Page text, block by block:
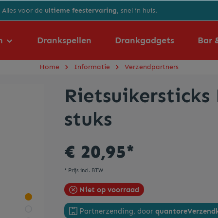
Alles voor de ultieme feestervaring, snel in huis.
Drankspellen Drankgadgets Bar
Energiedrank
Zuiveldrank
Afwas-en reinigingsmiddelen
Dienbladen
Flesopeners
Maatbekers
Oktoberfest
EK/WK voetbal
Home Informatie Verzendpartners
stuks
€ 20,95*
* Prijs incl. BTW
Niet op voorraad
Partnerzending, door quantore